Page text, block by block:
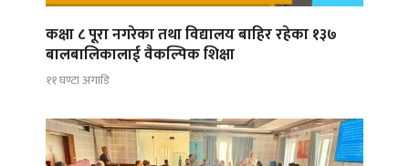
कक्षा ८ पूरा नगरेका तथा विद्यालय बाहिर रहेका १३७
बालबालिकालाई वैकल्पिक शिक्षा
११ घण्टा अगाडि